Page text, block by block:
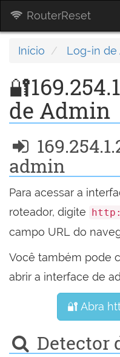
RouterReset
Início Log-in de
de Admin
admin
Para acessar a
roteador, digite
campo URL do
Você também pode
abrir a interface de
🔐 Abra
Detector